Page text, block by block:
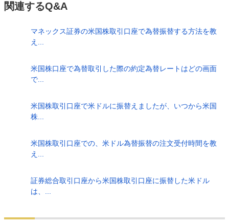
関連するQ&A
マネックス証券の米国株取引口座で為替振替する方法を教
え...
米国株口座で為替取引した際の約定為替レートはどの画面
で...
米国株取引口座で米ドルに振替えましたが、いつから米国
株...
米国株取引口座での、米ドル為替振替の注文受付時間を教
え...
証券総合取引口座から米国株取引口座に振替した米ドル
は、...